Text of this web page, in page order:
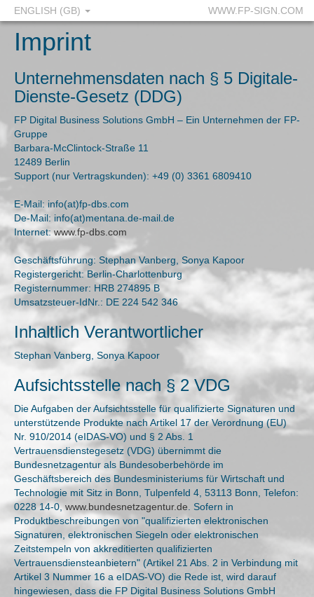
ENGLISH (GB) WWW.FP-SIGN.COM
Imprint
Unternehmensdaten nach § 5 Digitale-
Dienste-Gesetz (DDG)
FP Digital Business Solutions GmbH – Ein Unternehmen der FP-
Gruppe
Barbara-McClintock-Straße 11
12489 Berlin
Support (nur Vertragskunden): +49 (0) 3361 6809410
E-Mail: info(at)fp-dbs.com
De-Mail: info(at)mentana.de-mail.de
Internet:www.fp-dbs.com
Geschäftsführung: Stephan Vanberg, Sonya Kapoor
Registergericht: Berlin-Charlottenburg
Registernummer: HRB 274895 B
Umsatzsteuer-IdNr.: DE 224 542 346
Inhaltlich Verantwortlicher
Stephan Vanberg, Sonya Kapoor
Aufsichtsstelle nach § 2 VDG
Die Aufgaben der Aufsichtsstelle für qualifizierte Signaturen und
unterstützende Produkte nach Artikel 17 der Verordnung (EU)
Nr. 910/2014 (eIDAS-VO) und § 2 Abs. 1
Vertrauensdienstegesetz (VDG) übernimmt die
Bundesnetzagentur als Bundesoberbehörde im
Geschäftsbereich des Bundesministeriums für Wirtschaft und
Technologie mit Sitz in Bonn, Tulpenfeld 4, 53113 Bonn, Telefon:
0228 14-0,www.bundesnetzagentur.de . Sofern in
Produktbeschreibungen von "qualifizierten elektronischen
Signaturen, elektronischen Siegeln oder elektronischen
Zeitstempeln von akkreditierten qualifizierten
Vertrauensdiensteanbietern" (Artikel 21 Abs. 2 in Verbindung mit
Artikel 3 Nummer 16 a eIDAS-VO) die Rede ist, wird darauf
hingewiesen, dass die FP Digital Business Solutions GmbH